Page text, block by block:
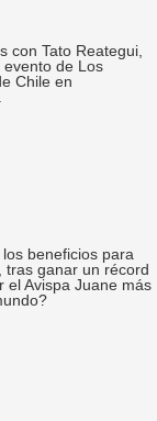
con Tato Reategui,
de Los
Chile en
beneficios para
tras ganar un récord
el Avispa Juane más